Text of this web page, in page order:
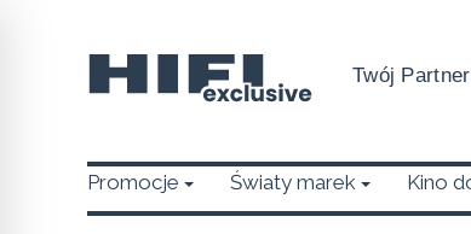
Twój
Promocje Światy marek Kino